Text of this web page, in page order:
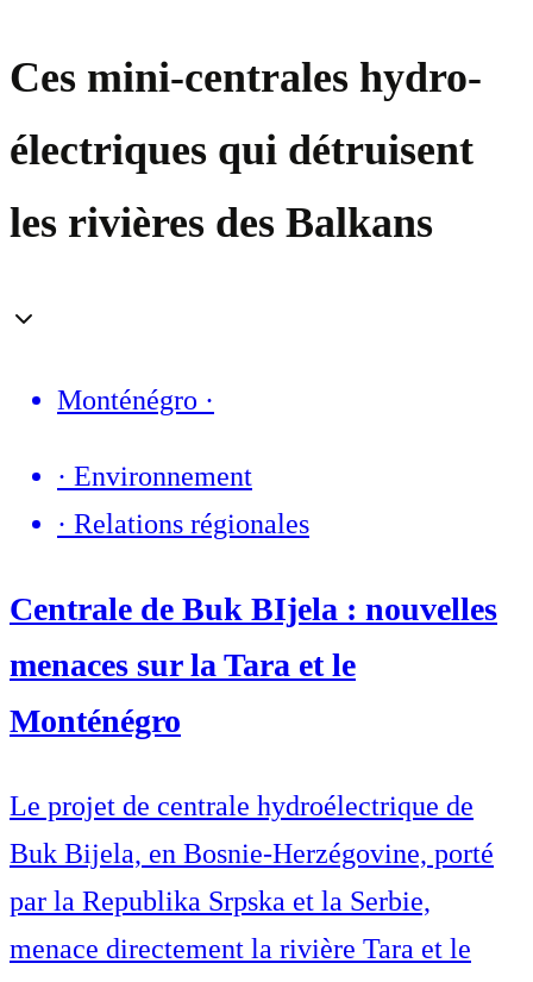
Ces mini-centrales hydro-
électriques qui détruisent
les rivières des Balkans
Monténégro ·
· Environnement
· Relations régionales
Centrale de Buk BIjela : nouvelles
menaces sur la Tara et le
Monténégro
Le projet de centrale hydroélectrique de
Buk Bijela, en Bosnie-Herzégovine, porté
par la Republika Srpska et la Serbie,
menace directement la rivière Tara et le